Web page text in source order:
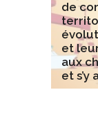
de
et
aux
et s’y